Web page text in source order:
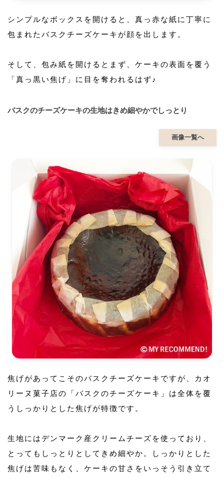
シンプルなボックスを開けると、真っ赤な紙に丁寧に
包まれたバスクチーズケーキが顔を出します。
そして、包み紙を開けるとまず、ケーキの表面を覆う
「真っ黒い焦げ」に目を奪われるはず♪
バスクのチーズケーキの生地はきめ細やかでしっとり
画像一覧へ
焦げがあってこそのバスクチーズケーキですが、カオ
リーヌ菓子店の「バスクのチーズケーキ」は全体を覆
うしっかりとした焦げが特徴です。
生地にはデンマーク産クリームチーズを使っており、
とってもしっとりとしてきめ細やか。しっかりとした
焦げは苦味もなく、ケーキの甘さをいっそう引き立て